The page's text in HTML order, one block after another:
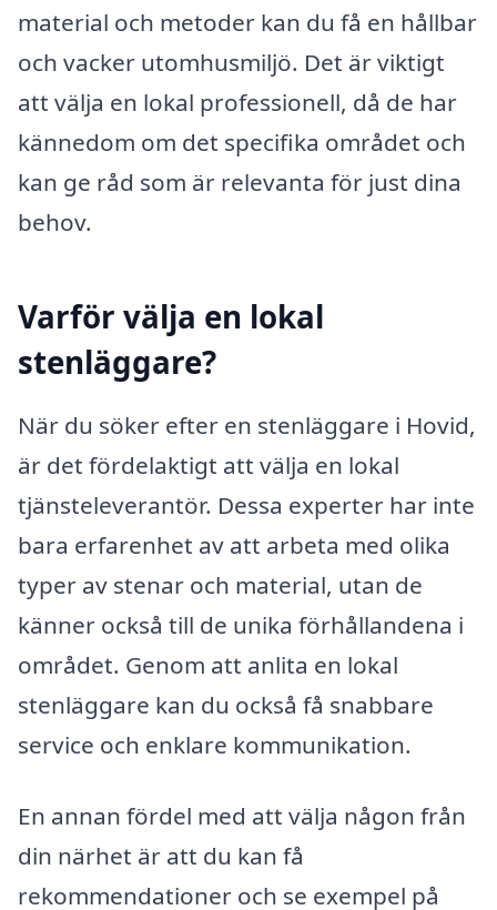
material och metoder kan du få en hållbar
och vacker utomhusmiljö. Det är viktigt
att välja en lokal professionell, då de har
kännedom om det specifika området och
kan ge råd som är relevanta för just dina
behov.
Varför välja en lokal
stenläggare?
När du söker efter en stenläggare i Hovid,
är det fördelaktigt att välja en lokal
tjänsteleverantör. Dessa experter har inte
bara erfarenhet av att arbeta med olika
typer av stenar och material, utan de
känner också till de unika förhållandena i
området. Genom att anlita en lokal
stenläggare kan du också få snabbare
service och enklare kommunikation.
En annan fördel med att välja någon från
din närhet är att du kan få
rekommendationer och se exempel på